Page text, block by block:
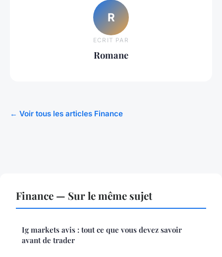
R
ECRIT PAR
Romane
← Voir tous les articles Finance
Finance — Sur le même sujet
Ig markets avis : tout ce que vous devez savoir
avant de trader